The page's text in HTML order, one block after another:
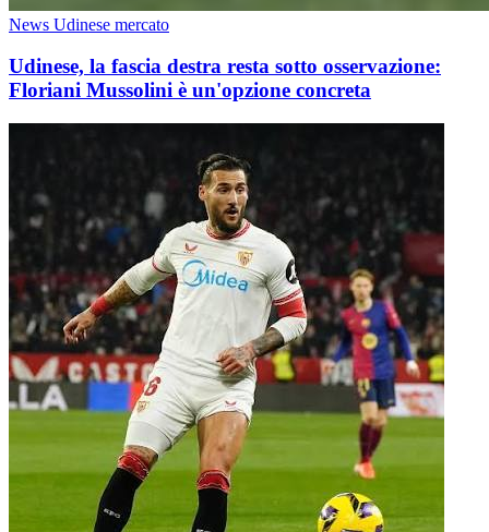
News Udinese mercato
Udinese, la fascia destra resta sotto osservazione:
Floriani Mussolini è un'opzione concreta